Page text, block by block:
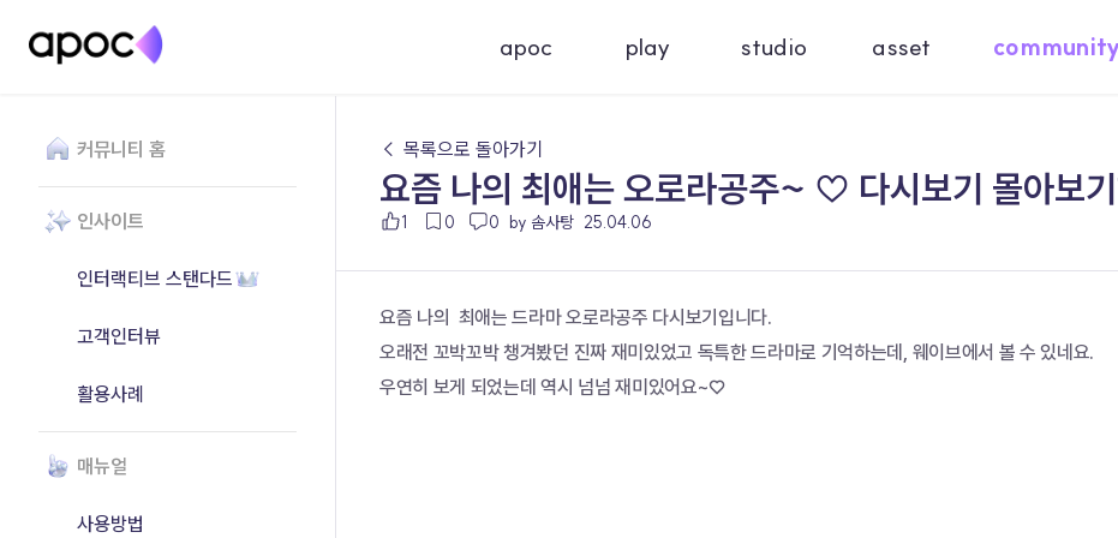
apoc play studio asset community
커뮤니티 홈
인사이트
인터랙티브 스탠다드
고객인터뷰
활용사례
매뉴얼
사용방법
← 목록으로 돌아가기
요즘 나의 최애는 오로라공주~ ♡ 다시보기 몰아보
1 0 0 by 솜사탕 25.04.06
요즘 나의  최애는 드라마 오로라공주 다시보기입니다.
오래전 꼬박꼬박 챙겨봤던 진짜 재미있었고 독특한 드라마로 기억하는데, 웨이브에서 볼 수 있네요.
우연히 보게 되었는데 역시 넘넘 재미있어요~♡